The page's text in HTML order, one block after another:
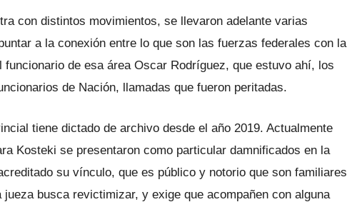
con distintos movimientos, se llevaron adelante varias
a la conexión entre lo que son las fuerzas federales con la
funcionario de esa área Oscar Rodríguez, que estuvo ahí, los
de Nación, llamadas que fueron peritadas.
tiene dictado de archivo desde el año 2019. Actualmente
Kosteki se presentaron como particular damnificados en la
su vínculo, que es público y notorio que son familiares
busca revictimizar, y exige que acompañen con alguna